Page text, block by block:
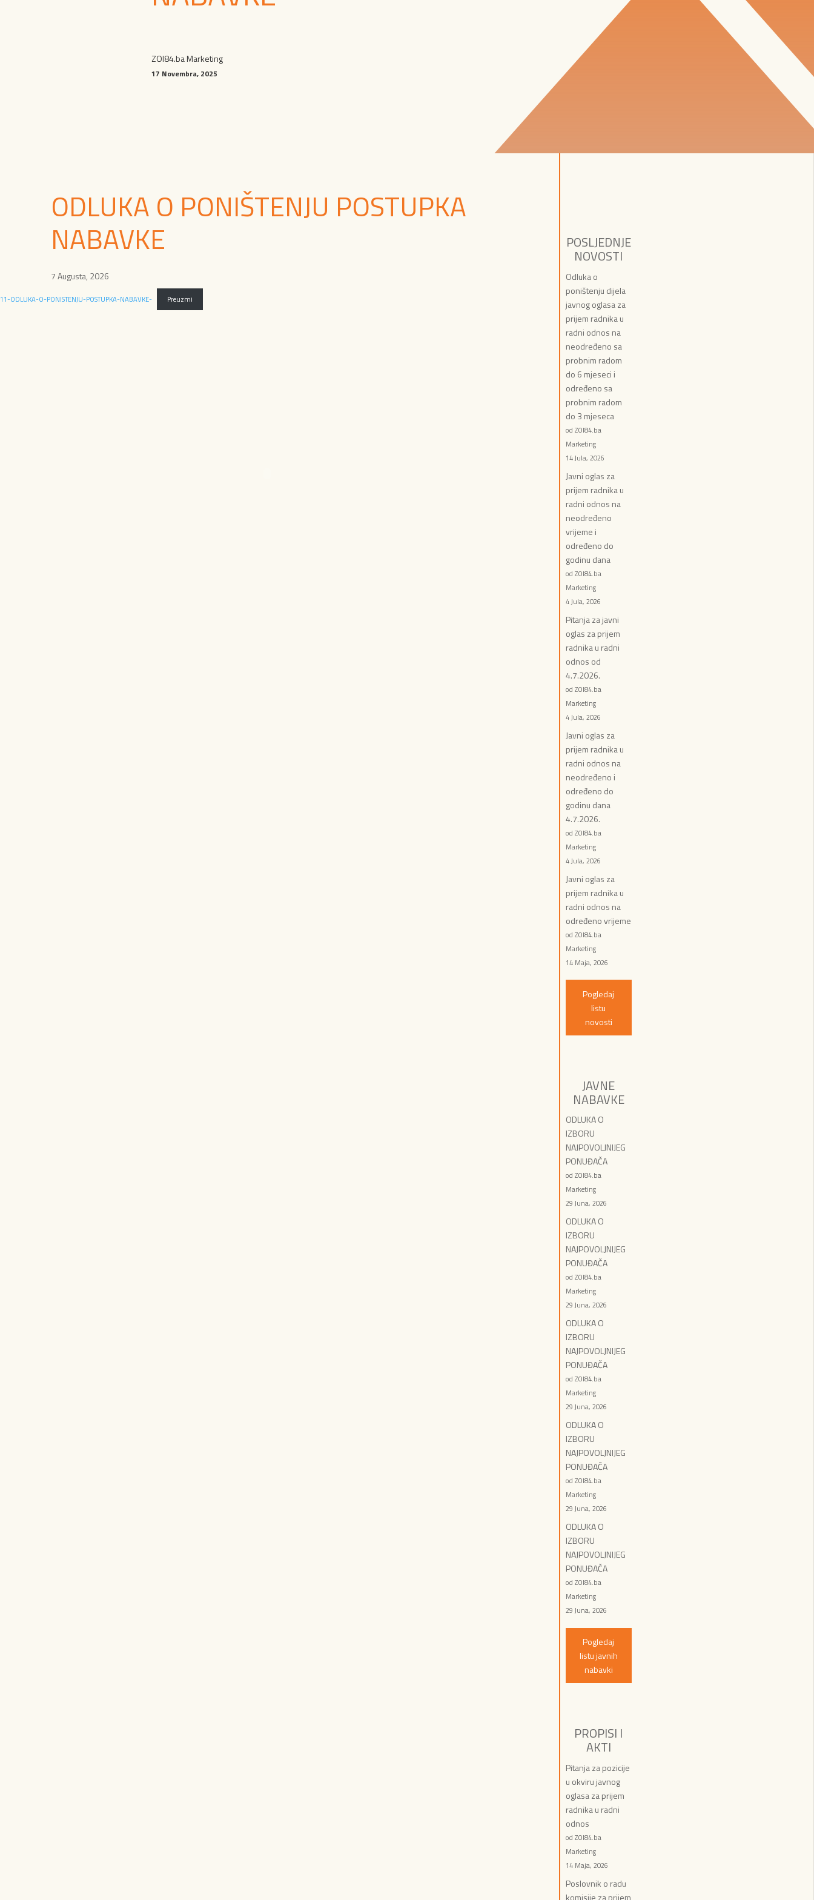
ZOI84.ba Marketing
17 Novembra, 2025
ODLUKA O PONIŠTENJU POSTUPKA
NABAVKE
7 Augusta, 2026
11-ODLUKA-O-PONISTENJU-POSTUPKA-NABAVKE- Preuzmi
POSLJEDNJE
NOVOSTI
Odluka o
poništenju dijela
javnog oglasa za
prijem radnika u
radni odnos na
neodređeno sa
probnim radom
do 6 mjeseci i
određeno sa
probnim radom
do 3 mjeseca
od ZOI84.ba
Marketing
14 Jula, 2026
Javni oglas za
prijem radnika u
radni odnos na
neodređeno
vrijeme i
određeno do
godinu dana
od ZOI84.ba
Marketing
4 Jula, 2026
Pitanja za javni
oglas za prijem
radnika u radni
odnos od
4.7.2026.
od ZOI84.ba
Marketing
4 Jula, 2026
Javni oglas za
prijem radnika u
radni odnos na
neodređeno i
određeno do
godinu dana
4.7.2026.
od ZOI84.ba
Marketing
4 Jula, 2026
Javni oglas za
prijem radnika u
radni odnos na
određeno vrijeme
od ZOI84.ba
Marketing
14 Maja, 2026
Pogledaj
listu
novosti
JAVNE
NABAVKE
ODLUKA O
IZBORU
NAJPOVOLJNIJEG
PONUĐAČA
od ZOI84.ba
Marketing
29 Juna, 2026
ODLUKA O
IZBORU
NAJPOVOLJNIJEG
PONUĐAČA
od ZOI84.ba
Marketing
29 Juna, 2026
ODLUKA O
IZBORU
NAJPOVOLJNIJEG
PONUĐAČA
od ZOI84.ba
Marketing
29 Juna, 2026
ODLUKA O
IZBORU
NAJPOVOLJNIJEG
PONUĐAČA
od ZOI84.ba
Marketing
29 Juna, 2026
ODLUKA O
IZBORU
NAJPOVOLJNIJEG
PONUĐAČA
od ZOI84.ba
Marketing
29 Juna, 2026
Pogledaj
listu javnih
nabavki
PROPISI I
AKTI
Pitanja za pozicije
u okviru javnog
oglasa za prijem
radnika u radni
odnos
od ZOI84.ba
Marketing
14 Maja, 2026
Poslovnik o radu
komisije za prijem